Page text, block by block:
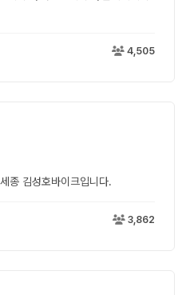
4,505
종 김성호바이크입니다.
3,862